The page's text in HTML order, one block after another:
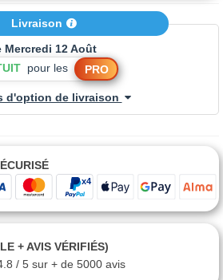
Livraison
Mercredi 12 Août
pour les PRO
d'option de livraison
+ AVIS VÉRIFIÉS)
/ 5 sur + de 5000 avis